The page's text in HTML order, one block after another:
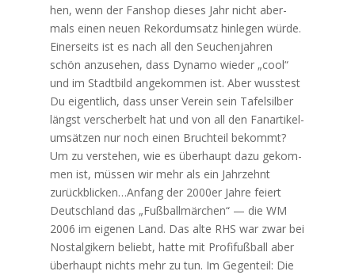
hen, wenn der Fan­shop die­ses Jahr nicht aber­
mals einen neu­en Rekord­um­satz hin­le­gen wür­de.
Einer­seits ist es nach all den Seu­chen­jah­ren
schön anzu­se­hen, dass Dyna­mo wie­der „cool“
und im Stadt­bild ange­kom­men ist. Aber wuss­test
Du eigent­lich, dass unser Ver­ein sein Tafel­sil­ber
längst ver­scher­belt hat und von all den Fan­ar­ti­kel­
um­sät­zen nur noch einen Bruch­teil bekommt?
Um zu ver­ste­hen, wie es über­haupt dazu gekom­
men ist, müs­sen wir mehr als ein Jahr­zehnt
zurückblicken…Anfang der 2000er Jah­re fei­ert
Deutsch­land das „Fuß­ball­mär­chen“ — die WM
2006 im eige­nen Land. Das alte RHS war zwar bei
Nost­al­gi­kern beliebt, hat­te mit Pro­fi­fuß­ball aber
über­haupt nichts mehr zu tun. Im Gegen­teil: Die